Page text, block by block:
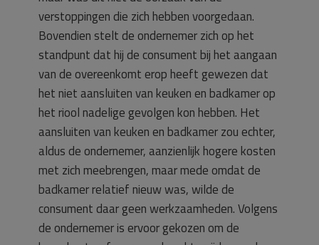
verstoppingen die zich hebben voorgedaan.
Bovendien stelt de ondernemer zich op het
standpunt dat hij de consument bij het aangaan
van de overeenkomt erop heeft gewezen dat
het niet aansluiten van keuken en badkamer op
het riool nadelige gevolgen kon hebben. Het
aansluiten van keuken en badkamer zou echter,
aldus de ondernemer, aanzienlijk hogere kosten
met zich meebrengen, maar mede omdat de
badkamer relatief nieuw was, wilde de
consument daar geen werkzaamheden. Volgens
de ondernemer is ervoor gekozen om de